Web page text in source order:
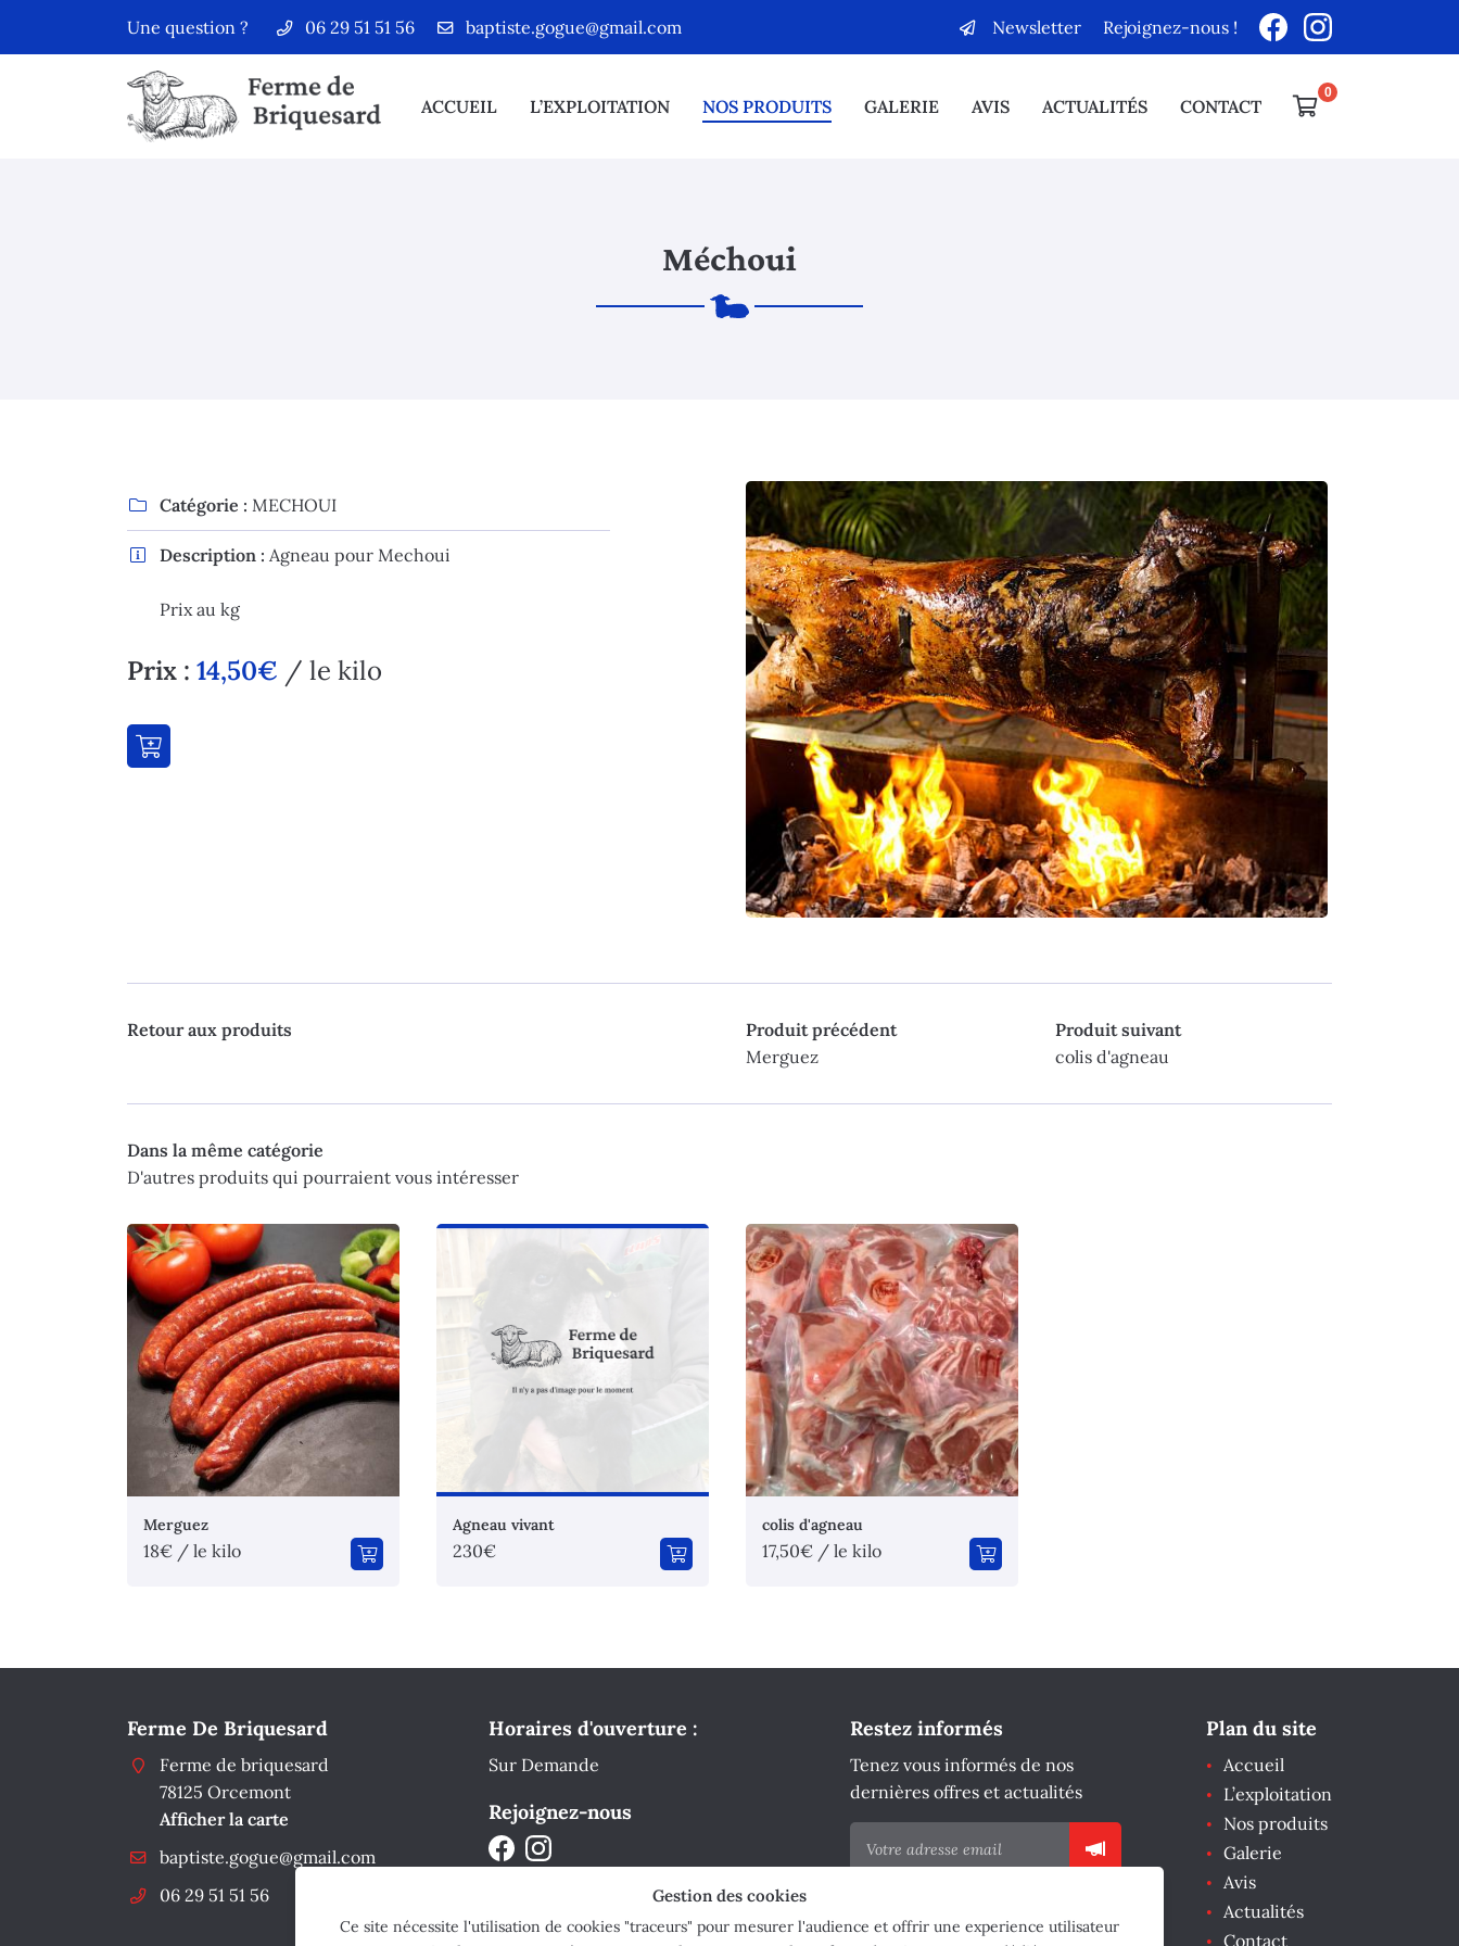
Une question ? 06 29 51 51 56 Newsletter Rejoignez-nous !
ACCUEIL L’EXPLOITATION NOS PRODUITS GALERIE AVIS ACTUALITÉS CONTACT 
0€
Valider votre panier
Ferme de briquesard
78125 Orcemont
06 29 51 51 56
l'adresse email indiqué ci-dessus. Vous pouvez vous désinscrire à tout moment en
le formulaire de désinscription .
Inscription
Méchoui
 Catégorie : MECHOUI
 Description : Agneau pour Mechoui
Prix au kg
Prix : 14,50€ / le kilo
Retour aux produits
Produit précédent
Merguez
Produit suivant
colis d'agneau
Dans la même catégorie
D'autres produits qui pourraient vous intéresser
Merguez
18€ / le kilo
Agneau vivant
230€
colis d'agneau
17,50€ / le kilo
Ferme De Briquesard
Ferme de briquesard
78125 Orcemont
Afficher la carte
06 29 51 51 56
Horaires d'ouverture :
Sur Demande
Rejoignez-nous
Restez informés
Tenez vous informés de nos
dernières offres et actualités
Plan du site
Accueil
L’exploitation
Nos produits
Galerie
Avis
Actualités
Contact
Gestion des cookies
Ce site nécessite l'utilisation de cookies "traceurs" pour mesurer l'audience et offrir une experience utilisateur